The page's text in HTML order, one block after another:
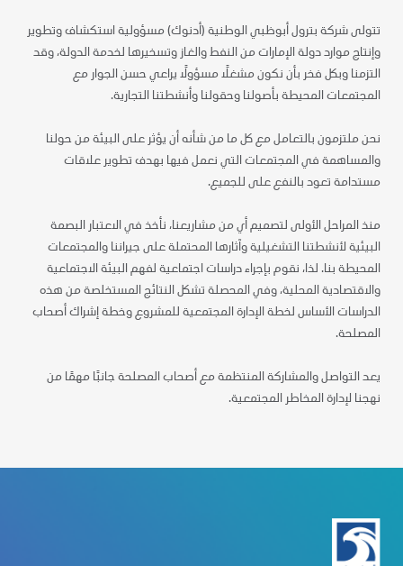
تتولى شركة بترول أبوظبي الوطنية (أدنوك) مسؤولية استكشاف وتطوير
وإنتاج موارد دولة الإمارات من النفط والغاز وتسخيرها لخدمة الدولة، وقد
التزمنا وبكل فخر بأن نكون مشغلًا مسؤولًا يراعي حسن الجوار مع
المجتمعات المحيطة بأصولنا وحقولنا وأنشطتنا التجارية.
نحن ملتزمون بالتعامل مع كل ما من شأنه أن يؤثر على البيئة من حولنا
والمساهمة في المجتمعات التي نعمل فيها بهدف تطوير علاقات
مستدامة تعود بالنفع على للجميع.
منذ المراحل الأولى لتصميم أي من مشاريعنا، نأخذ في الاعتبار البصمة
البيئية لأنشطتنا التشغيلية وآثارها المحتملة على جيراننا والمجتمعات
المحيطة بنا. لذا، نقوم بإجراء دراسات اجتماعية لفهم البيئة الاجتماعية
والاقتصادية المحلية، وفي المحصلة تشكل النتائج المستخلصة من هذه
الدراسات الأساس لخطة الإدارة المجتمعية للمشروع وخطة إشراك أصحاب
المصلحة.
يعد التواصل والمشاركة المنتظمة مع أصحاب المصلحة جانبًا مهمًا من
نهجنا لإدارة المخاطر المجتمعية.